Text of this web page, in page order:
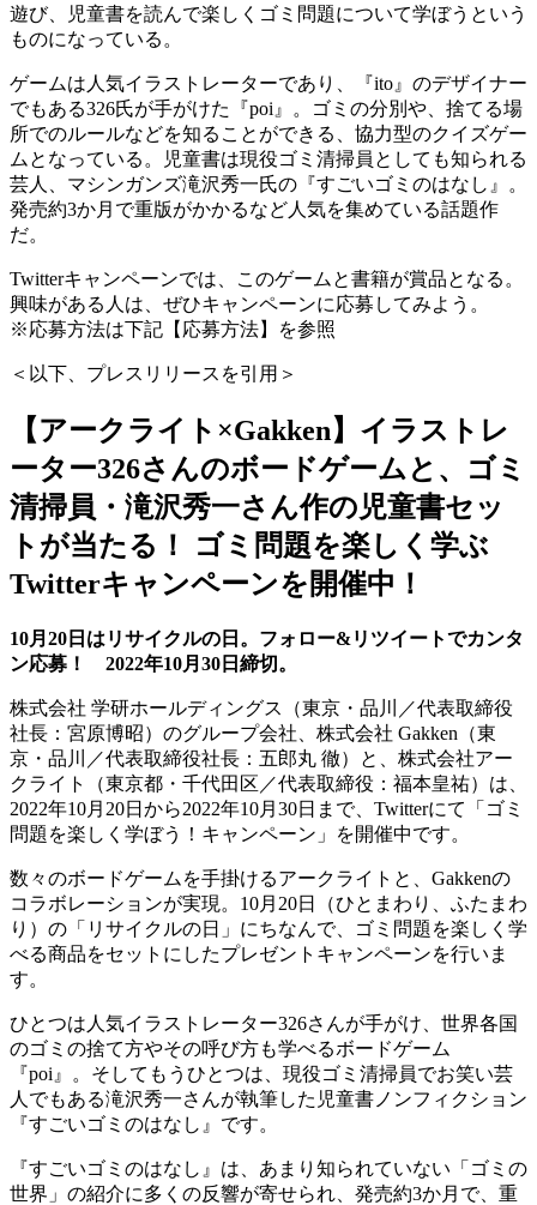
遊び、児童書を読んで楽しくゴミ問題について学ぼうという
ものになっている。
ゲームは人気イラストレーターであり、『ito』のデザイナー
でもある326氏が手がけた『poi』。ゴミの分別や、捨てる場
所でのルールなどを知ることができる、協力型のクイズゲー
ムとなっている。児童書は現役ゴミ清掃員としても知られる
芸人、マシンガンズ滝沢秀一氏の『すごいゴミのはなし』。
発売約3か月で重版がかかるなど人気を集めている話題作
だ。
Twitterキャンペーンでは、このゲームと書籍が賞品となる。
興味がある人は、ぜひキャンペーンに応募してみよう。
※応募方法は下記【応募方法】を参照
＜以下、プレスリリースを引用＞
【アークライト×Gakken】イラストレ
ーター326さんのボードゲームと、ゴミ
清掃員・滝沢秀一さん作の児童書セッ
トが当たる！ ゴミ問題を楽しく学ぶ
Twitterキャンペーンを開催中！
10月20日はリサイクルの日。フォロー&リツイートでカンタ
ン応募！ 2022年10月30日締切。
株式会社 学研ホールディングス（東京・品川／代表取締役
社長：宮原博昭）のグループ会社、株式会社 Gakken（東
京・品川／代表取締役社長：五郎丸 徹）と、株式会社アー
クライト（東京都・千代田区／代表取締役：福本皇祐）は、
2022年10月20日から2022年10月30日まで、Twitterにて「ゴミ
問題を楽しく学ぼう！キャンペーン」を開催中です。
数々のボードゲームを手掛けるアークライトと、Gakkenの
コラボレーションが実現。10月20日（ひとまわり、ふたまわ
り）の「リサイクルの日」にちなんで、ゴミ問題を楽しく学
べる商品をセットにしたプレゼントキャンペーンを行いま
す。
ひとつは人気イラストレーター326さんが手がけ、世界各国
のゴミの捨て方やその呼び方も学べるボードゲーム
『poi』。そしてもうひとつは、現役ゴミ清掃員でお笑い芸
人でもある滝沢秀一さんが執筆した児童書ノンフィクション
『すごいゴミのはなし』です。
『すごいゴミのはなし』は、あまり知られていない「ゴミの
世界」の紹介に多くの反響が寄せられ、発売約3か月で、重